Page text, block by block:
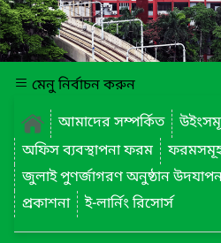
মেনু নির্বাচন করুন
আমাদের সম্পর্কিত
অফিস ব্যবস্থাপনা ফরম
জুলাই পুণর্জাগরণ অনুষ্ঠান
প্রকাশনা
ই-লার্নিং রিসোর্স